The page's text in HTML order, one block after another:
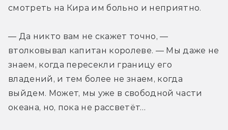
смотреть на Кира им больно и неприятно.
— Да никто вам не скажет точно, —
втолковывал капитан королеве. — Мы даже не
знаем, когда пересекли границу его
владений, и тем более не знаем, когда
выйдем. Может, мы уже в свободной части
океана, но, пока не рассветёт…